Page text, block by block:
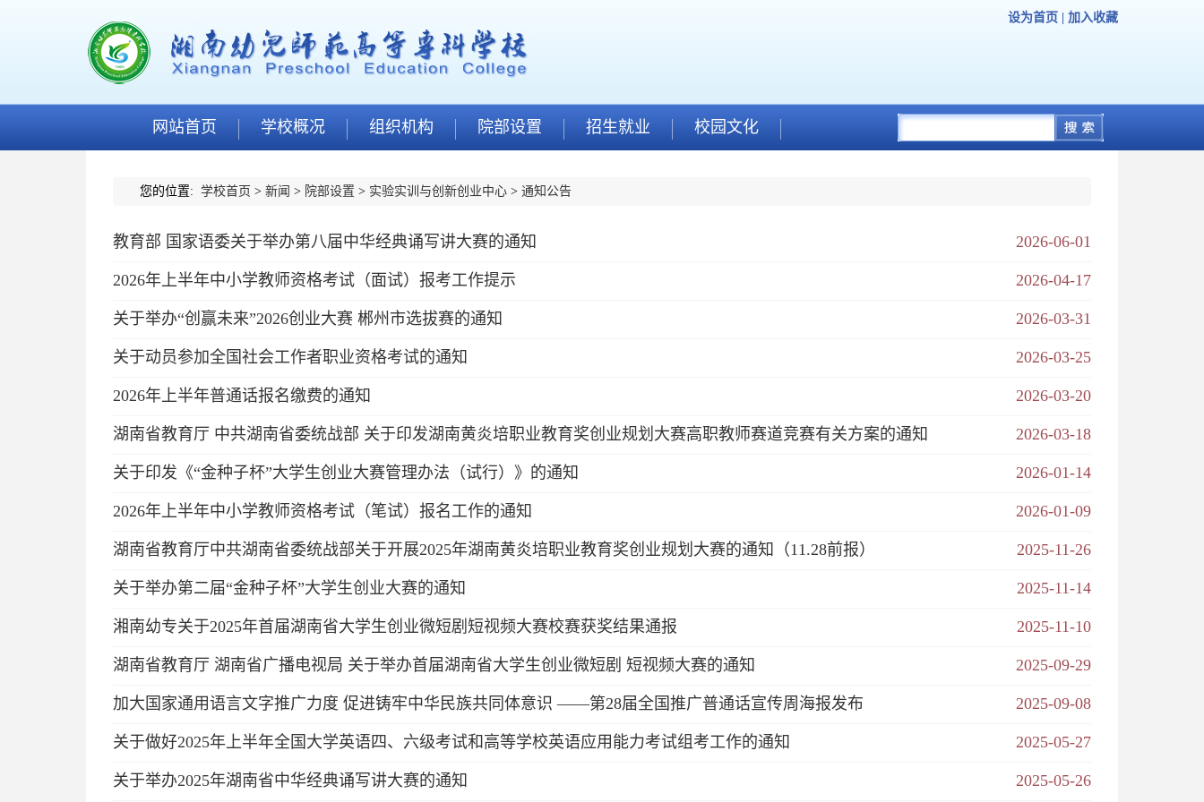
设为首页 加入收藏
网站首页 学校概况 组织机构 院部设置 招生就业 校园文化
您的位置: 学校首页 > 新闻 > 院部设置 > 实验实训与创新创业中心 > 通知公告
2026-06-01
教育部 国家语委关于举办第八届中华经典诵写讲大赛的通知
2026-04-17
2026年上半年中小学教师资格考试（面试）报考工作提示
2026-03-31
关于举办“创赢未来”2026创业大赛 郴州市选拔赛的通知
2026-03-25
关于动员参加全国社会工作者职业资格考试的通知
2026-03-20
2026年上半年普通话报名缴费的通知
2026-03-18
湖南省教育厅 中共湖南省委统战部 关于印发湖南黄炎培职业教育奖创业规划大赛高职教师赛道竞赛有关方案的通知
2026-01-14
关于印发《“金种子杯”大学生创业大赛管理办法（试行）》的通知
2026-01-09
2026年上半年中小学教师资格考试（笔试）报名工作的通知
2025-11-26
湖南省教育厅中共湖南省委统战部关于开展2025年湖南黄炎培职业教育奖创业规划大赛的通知（11.28前报）
2025-11-14
关于举办第二届“金种子杯”大学生创业大赛的通知
2025-11-10
湘南幼专关于2025年首届湖南省大学生创业微短剧短视频大赛校赛获奖结果通报
2025-09-29
湖南省教育厅 湖南省广播电视局 关于举办首届湖南省大学生创业微短剧 短视频大赛的通知
2025-09-08
加大国家通用语言文字推广力度 促进铸牢中华民族共同体意识 ——第28届全国推广普通话宣传周海报发布
2025-05-27
关于做好2025年上半年全国大学英语四、六级考试和高等学校英语应用能力考试组考工作的通知
2025-05-26
关于举办2025年湖南省中华经典诵写讲大赛的通知